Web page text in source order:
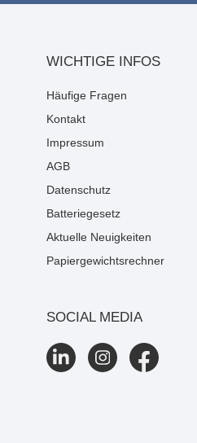
WICHTIGE INFOS
Häufige Fragen
Kontakt
Impressum
AGB
Datenschutz
Batteriegesetz
Aktuelle Neuigkeiten
Papiergewichtsrechner
SOCIAL MEDIA